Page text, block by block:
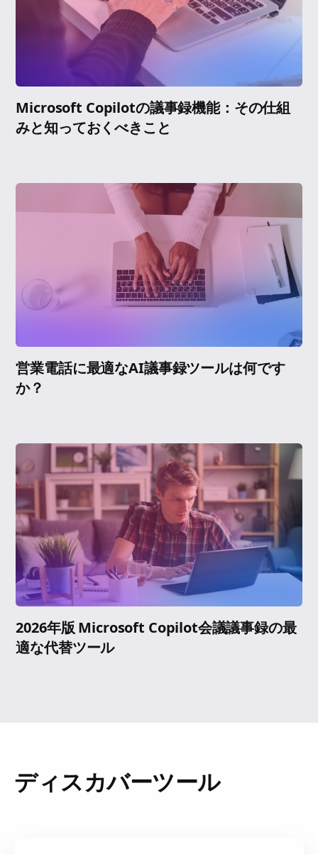
Microsoft Copilotの議事録機能：その仕組
みと知っておくべきこと
営業電話に最適なAI議事録ツールは何です
か？
2026年版 Microsoft Copilot会議議事録の最
適な代替ツール
ディスカバーツール